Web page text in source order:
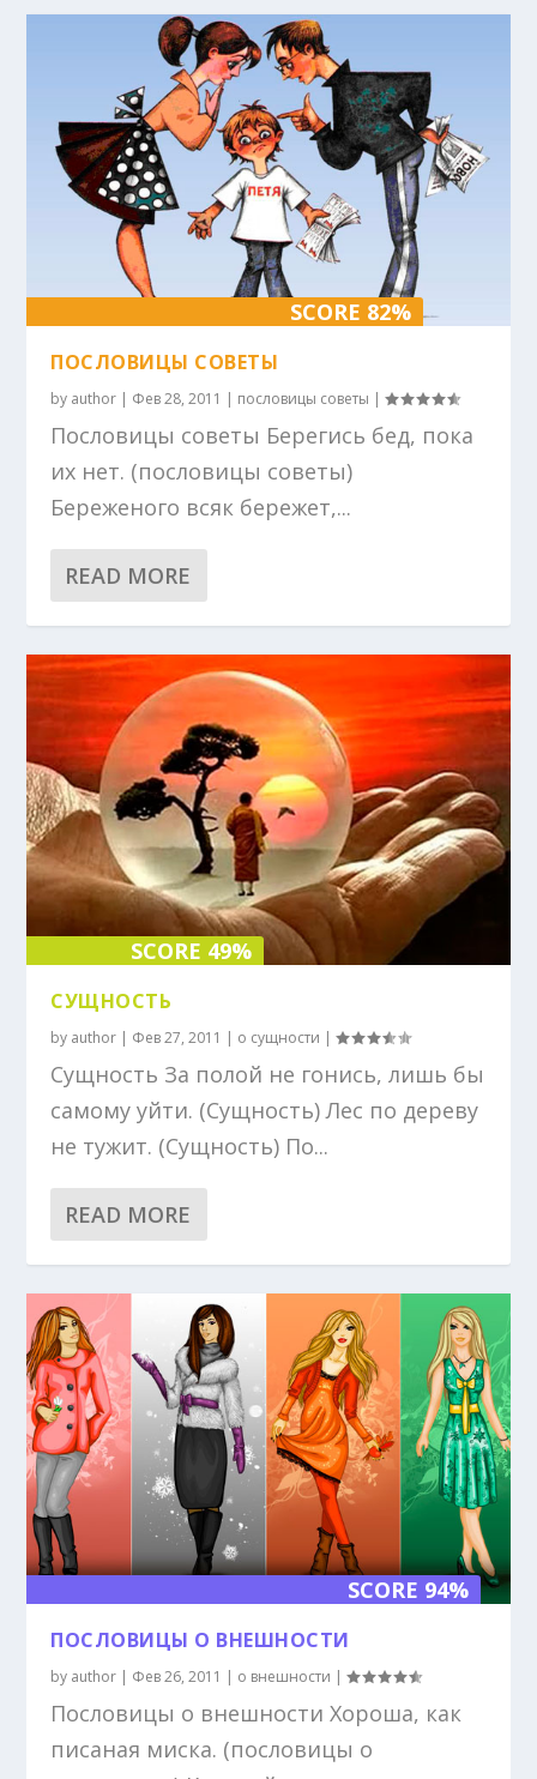
SCORE 82%
ПОСЛОВИЦЫ СОВЕТЫ
by author | Фев 28, 2011 | пословицы советы |
Пословицы советы Берегись бед, пока
их нет. (пословицы советы)
Береженого всяк бережет,...
READ MORE
SCORE 49%
СУЩНОСТЬ
by author | Фев 27, 2011 | о сущности |
Сущность За полой не гонись, лишь бы
самому уйти. (Сущность) Лес по дереву
не тужит. (Сущность) По...
READ MORE
SCORE 94%
ПОСЛОВИЦЫ О ВНЕШНОСТИ
by author | Фев 26, 2011 | о внешности |
Пословицы о внешности Хороша, как
писаная миска. (пословицы о